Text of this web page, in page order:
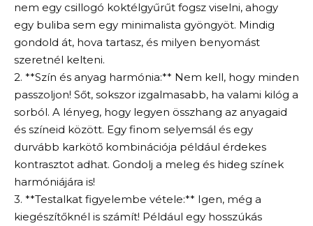
nem egy csillogó koktélgyűrűt fogsz viselni, ahogy
egy buliba sem egy minimalista gyöngyöt. Mindig
gondold át, hova tartasz, és milyen benyomást
szeretnél kelteni.
2. **Szín és anyag harmónia:** Nem kell, hogy minden
passzoljon! Sőt, sokszor izgalmasabb, ha valami kilóg a
sorból. A lényeg, hogy legyen összhang az anyagaid
és színeid között. Egy finom selyemsál és egy
durvább karkötő kombinációja például érdekes
kontrasztot adhat. Gondolj a meleg és hideg színek
harmóniájára is!
3. **Testalkat figyelembe vétele:** Igen, még a
kiegészítőknél is számít! Például egy hosszúkás